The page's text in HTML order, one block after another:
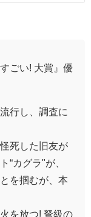
ごい! 大賞』優
行し、調査に
死した旧友が
“カグラ"が、
を掴むが、本
を放つ! 弩級の